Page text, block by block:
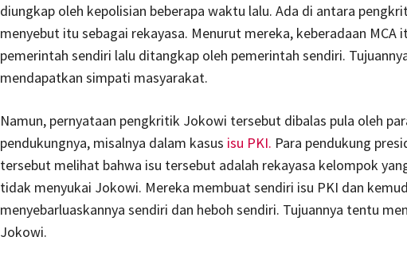
diungkap oleh kepolisian beberapa waktu lalu. Ada di antara
menyebut itu sebagai rekayasa. Menurut mereka, keberadaan MCA
pemerintah sendiri lalu ditangkap oleh pemerintah sendiri.
mendapatkan simpati masyarakat.
Namun, pernyataan pengkritik Jokowi tersebut dibalas pula oleh
pendukungnya, misalnya dalam kasus isu PKI. Para pendukung
tersebut melihat bahwa isu tersebut adalah rekayasa kelompok
tidak menyukai Jokowi. Mereka membuat sendiri isu PKI dan
menyebarluaskannya sendiri dan heboh sendiri. Tujuannya tentu
Jokowi.